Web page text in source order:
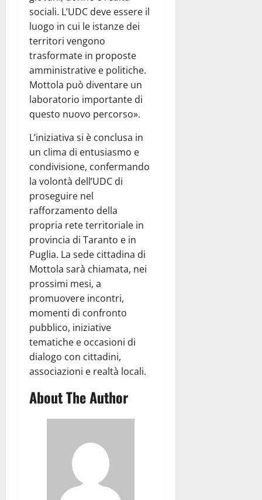
sociali. L’UDC deve essere il
luogo in cui le istanze dei
territori vengono
trasformate in proposte
amministrative e politiche.
Mottola può diventare un
laboratorio importante di
questo nuovo percorso».
L’iniziativa si è conclusa in
un clima di entusiasmo e
condivisione, confermando
la volontà dell’UDC di
proseguire nel
rafforzamento della
propria rete territoriale in
provincia di Taranto e in
Puglia. La sede cittadina di
Mottola sarà chiamata, nei
prossimi mesi, a
promuovere incontri,
momenti di confronto
pubblico, iniziative
tematiche e occasioni di
dialogo con cittadini,
associazioni e realtà locali.
About The Author